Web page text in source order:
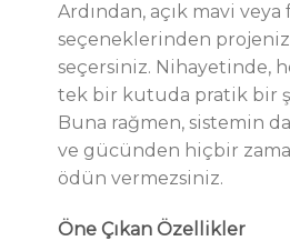
Ardından, açık mavi
seçeneklerinden
seçersiniz. Nihayetinde,
tek bir kutuda pratik bir
Buna rağmen, sistemin
ve gücünden hiçbir
ödün vermezsiniz.
Öne Çıkan Özellikler